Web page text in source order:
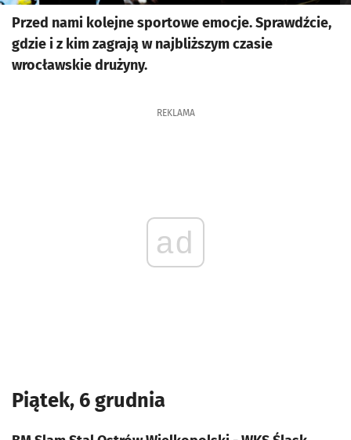
Przed nami kolejne sportowe emocje. Sprawdźcie,
gdzie i z kim zagrają w najbliższym czasie
wrocławskie drużyny.
REKLAMA
ad
Piątek, 6 grudnia